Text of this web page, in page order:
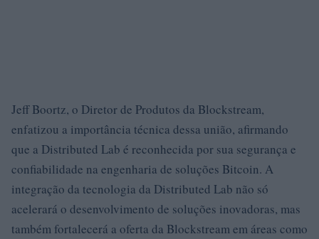
Jeff Boortz, o Diretor de Produtos da Blockstream,
enfatizou a importância técnica dessa união, afirmando
que a Distributed Lab é reconhecida por sua segurança e
confiabilidade na engenharia de soluções Bitcoin. A
integração da tecnologia da Distributed Lab não só
acelerará o desenvolvimento de soluções inovadoras, mas
também fortalecerá a oferta da Blockstream em áreas como